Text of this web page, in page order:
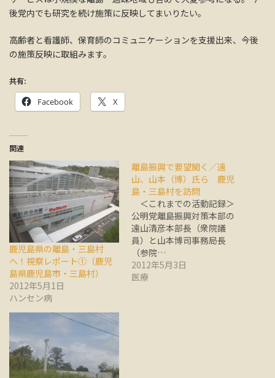
後党内でも研究を続け施策に反映してまいりたい。
高齢者と看護師、保育師のコミュニケーションを支援出来、今後
の施策反映に取組みます。
共有:
Facebook X
関連
鹿児島県の離島・三島村
へ！視察レポート①（鹿児
島県鹿児島市・三島村）
2012年5月1日
ハンセン病
離島振興で要望聞く／遠
山、山本（博）氏ら 鹿児
島・三島村を訪問
＜これまでの活動記録＞
公明党離島振興対策本部の
遠山清彦本部長（衆院議
員）と山本博司事務局長
（参院…
2012年5月3日
医療